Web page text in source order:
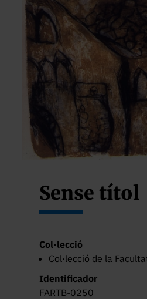
Sense títol
Col·lecció
Col·lecció de la
Identificador
FARTB-0250